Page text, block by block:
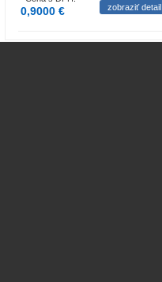
0,9000 € zobraziť detail